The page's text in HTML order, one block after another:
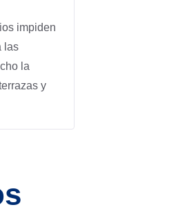
impiden
las
la
y